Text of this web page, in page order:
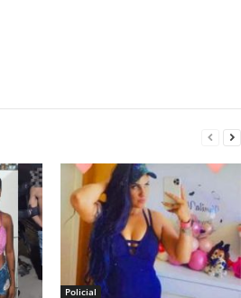
Policial